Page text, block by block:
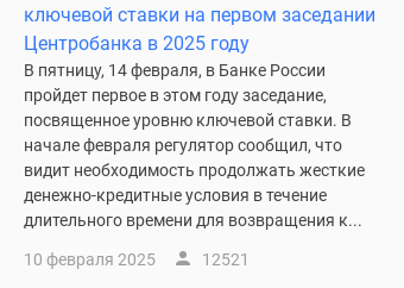
ключевой ставки на первом заседании
Центробанка в 2025 году
В пятницу, 14 февраля, в Банке России
пройдет первое в этом году заседание,
посвященное уровню ключевой ставки. В
начале февраля регулятор сообщил, что
видит необходимость продолжать жесткие
денежно-кредитные условия в течение
длительного времени для возвращения к...
10 февраля 2025 12521